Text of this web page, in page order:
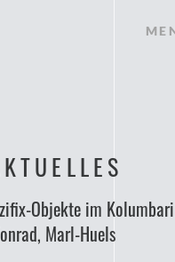
Objekte im
Marl-Huels